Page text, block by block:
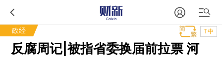
政经 T中
反腐周记|被指省委换届前拉票 河